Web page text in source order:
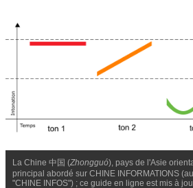
La Chine 中国 (Zhongguó), pays de l'Asie
principal abordé sur CHINE INFORMATIONS
"CHINE INFOS") ; ce guide en ligne est mis à